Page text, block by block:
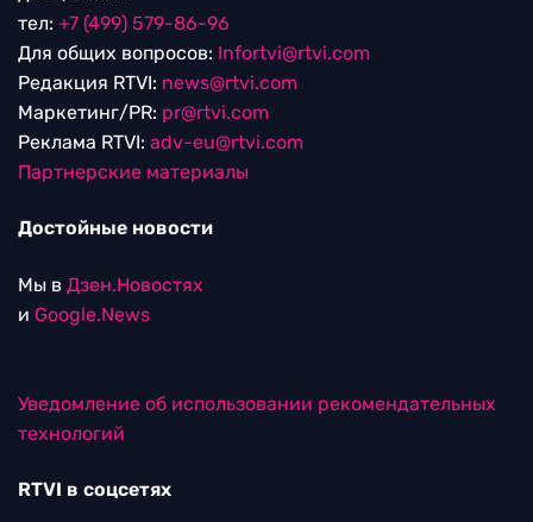
тел: +7 (499) 579-86-96
Для общих вопросов: Infortvi@rtvi.com
Редакция RTVI: news@rtvi.com
Маркетинг/PR: pr@rtvi.com
Реклама RTVI: adv-eu@rtvi.com
Партнерские материалы
Достойные новости
Мы в Дзен.Новостях
и Google.News
Уведомление об использовании рекомендательных
технологий
RTVI в соцсетях